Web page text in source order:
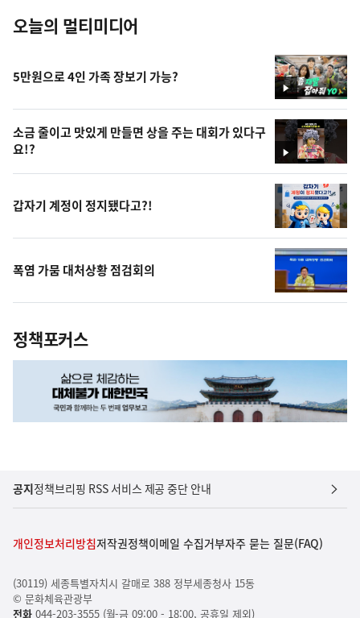
오늘의 멀티미디어
영
상
5만원으로 4인 가족 장보기 가능?
영
상
소금 줄이고 맛있게 만들면 상을 주는 대회가 있다구
요!?
갑자기 계정이 정지됐다고?!
폭염 가뭄 대처상황 점검회의
정책포커스
공지정책브리핑 RSS 서비스 제공 중단 안내
개인정보처리방침저작권정책이메일 수집거부자주 묻는 질문(FAQ)
(30119) 세종특별자치시 갈매로 388 정부세종청사 15동
© 문화체육관광부
전화044-203-3555 (월-금 09:00 - 18:00, 공휴일 제외)